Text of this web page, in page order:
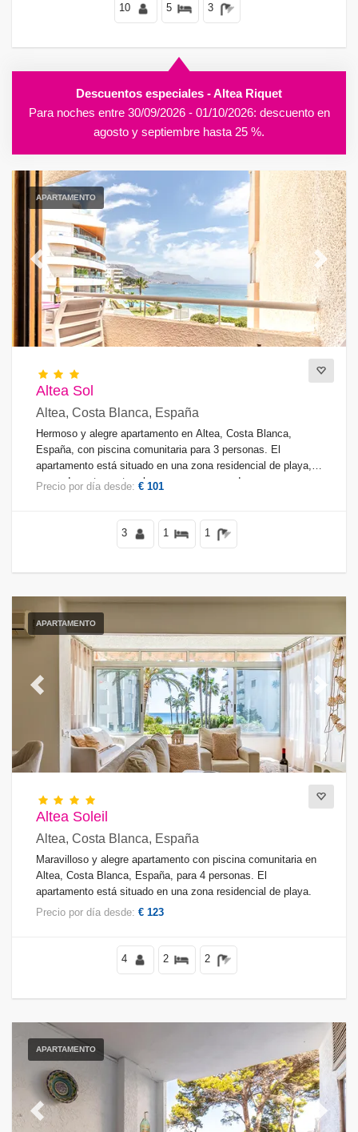
10 5 3
Descuentos especiales - Altea Riquet
Para noches entre 30/09/2026 - 01/10/2026: descuento en
agosto y septiembre hasta 25 %.
APARTAMENTO
Previous Next
Altea Sol
Altea, Costa Blanca, España
Hermoso y alegre apartamento en Altea, Costa Blanca,
España, con piscina comunitaria para 3 personas. El
apartamento está situado en una zona residencial de playa,
cerca de restaurantes, bares y supermercados, y se
Precio por día desde: € 101
3 1 1
APARTAMENTO
Previous Next
Altea Soleil
Altea, Costa Blanca, España
Maravilloso y alegre apartamento con piscina comunitaria en
Altea, Costa Blanca, España, para 4 personas. El
apartamento está situado en una zona residencial de playa.
Precio por día desde: € 123
4 2 2
APARTAMENTO
Previous Next